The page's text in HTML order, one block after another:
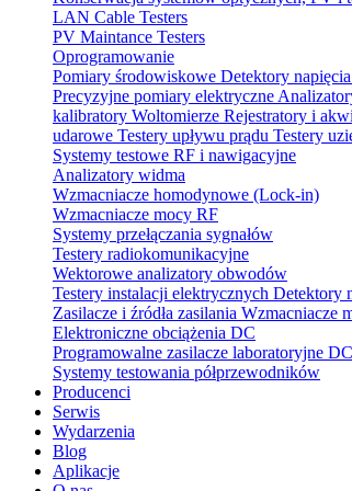
LAN Cable Testers
PV Maintance Testers
Oprogramowanie
Pomiary środowiskowe Detektory napięcia
Precyzyjne pomiary elektryczne
kalibratory Woltomierze Rejestratory i
udarowe Testery upływu prądu Testery
Systemy testowe RF i nawigacyjne
Analizatory widma
Wzmacniacze homodynowe (Lock‑in)
Wzmacniacze mocy RF
Systemy przełączania sygnałów
Testery radiokomunikacyjne
Wektorowe analizatory obwodów
Testery instalacji elektrycznych Detektory
Zasilacze i źródła zasilania Wzmacniacze
Elektroniczne obciążenia DC
Programowalne zasilacze laboratoryjne DC
Systemy testowania półprzewodników
Producenci
Serwis
Wydarzenia
Blog
Aplikacje